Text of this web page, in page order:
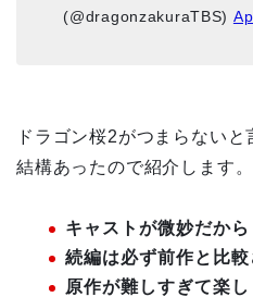
(@dragonzakuraTBS)
ドラゴン桜2がつまらない
結構あったので紹介します。
キャストが微妙だから
続編は必ず前作と比
原作が難しすぎて楽